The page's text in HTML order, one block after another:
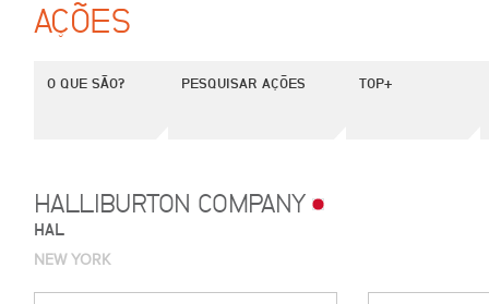
AÇÕES
O QUE SÃO? PESQUISAR AÇÕES TOP+
HALLIBURTON COMPANY
HAL
NEW YORK